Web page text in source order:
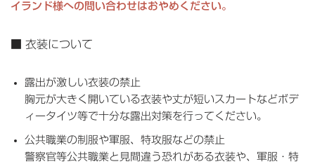
イランド様への問い合わせはおやめください。
■ 衣装について
露出が激しい衣装の禁止
胸元が大きく開いている衣装や丈が短いスカートなどボデ
ィータイツ等で十分な露出対策を行ってください。
公共職業の制服や軍服、特攻服などの禁止
警察官等公共職業と見間違う恐れがある衣装や、軍服・特